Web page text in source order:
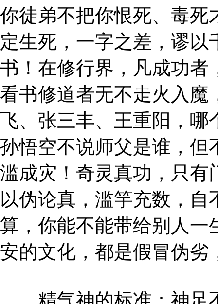
你徒弟不把你恨死、毒死
定生死，一字之差，谬
书！在修行界，凡成功者
看书修道者无不走火入魔
飞、张三丰、王重阳，哪
孙悟空不说师父是谁，但
滥成灾！奇灵真功，只有
以伪论真，滥竽充数，
算，你能不能带给别人一
安的文化，都是假冒伪劣
精气神的标准：神足